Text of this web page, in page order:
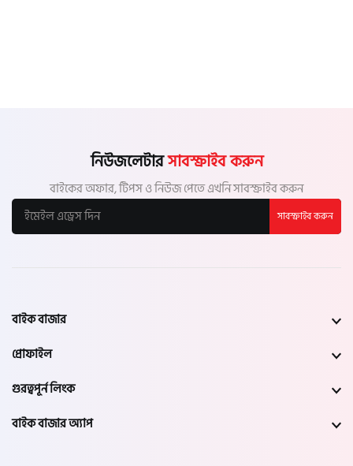
নিউজলেটারসাবস্ক্রাইব করুন
বাইকের অফার, টিপস ও নিউজ পেতে এখনি সাবস্ক্রাইব করুন
সাবস্ক্রাইব করুন
বাইক বাজার
প্রোফাইল
গুরত্বপূর্ন লিংক
বাইক বাজার অ্যাপ